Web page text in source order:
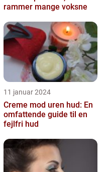
rammer mange voksne
11 januar 2024
Creme mod uren hud: En
omfattende guide til en
fejlfri hud